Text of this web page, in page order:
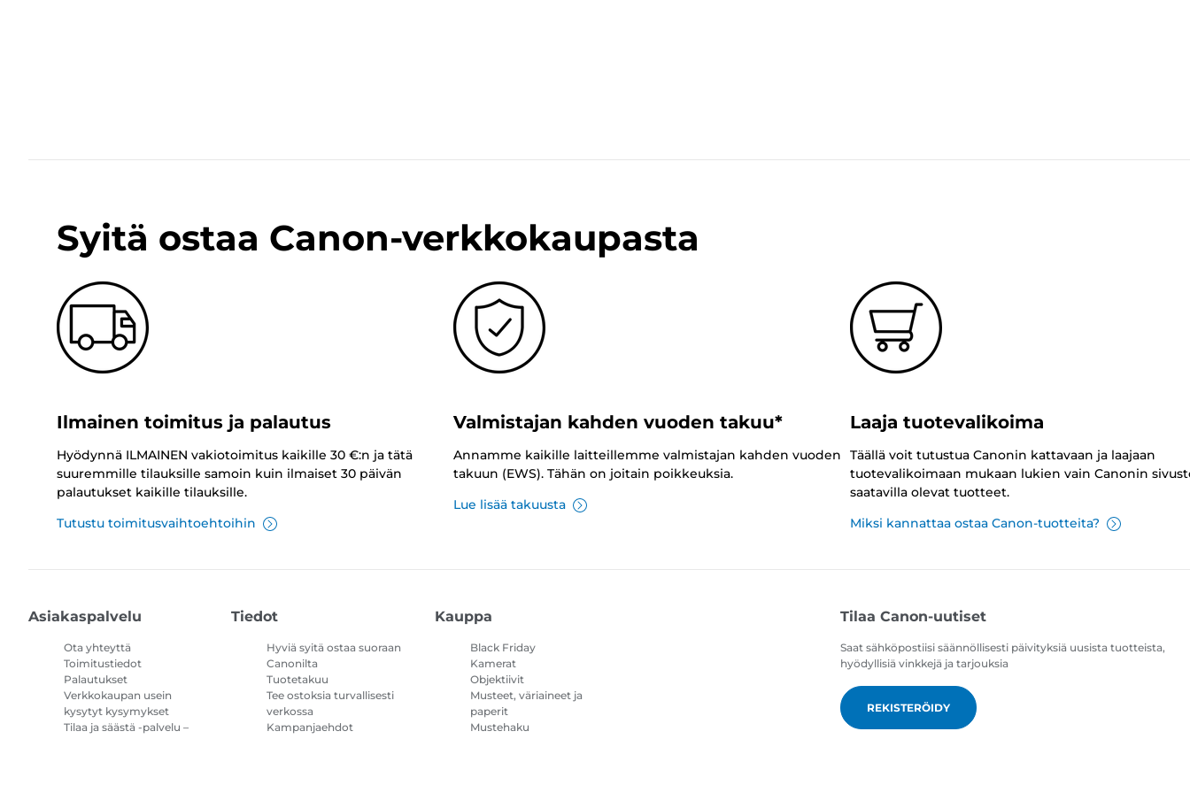
Syitä ostaa Canon-verkkokaupasta
Ilmainen toimitus ja palautus
Hyödynnä ILMAINEN vakiotoimitus kaikille 30 €:n ja tätä
suuremmille tilauksille samoin kuin ilmaiset 30 päivän
palautukset kaikille tilauksille.
Tutustu toimitusvaihtoehtoihin
Valmistajan kahden vuoden takuu*
Annamme kaikille laitteillemme valmistajan kahden vuoden
takuun (EWS). Tähän on joitain poikkeuksia.
Lue lisää takuusta
Laaja tuotevalikoima
Täällä voit tutustua Canonin kattavaan ja laajaan
tuotevalikoimaan mukaan lukien vain Canonin
saatavilla olevat tuotteet.
Miksi kannattaa ostaa Canon-tuotteita?
Asiakaspalvelu
Ota yhteyttä
Toimitustiedot
Palautukset
Verkkokaupan usein
kysytyt kysymykset
Tilaa ja säästä -palvelu –
Tiedot
Hyviä syitä ostaa suoraan
Canonilta
Tuotetakuu
Tee ostoksia turvallisesti
verkossa
Kampanjaehdot
Kauppa
Black Friday
Kamerat
Objektiivit
Musteet, väriaineet ja
paperit
Mustehaku
Tilaa Canon-uutiset
Saat sähköpostiisi säännöllisesti päivityksiä uusista tuotteista,
hyödyllisiä vinkkejä ja tarjouksia
REKISTERÖIDY